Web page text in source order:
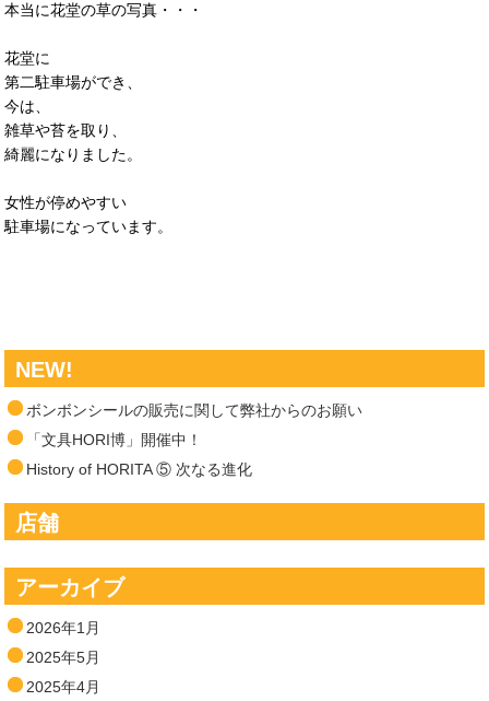
本当に花堂の草の写真・・・
花堂に
第二駐車場ができ、
今は、
雑草や苔を取り、
綺麗になりました。
女性が停めやすい
駐車場になっています。
NEW!
ボンボンシールの販売に関して弊社からのお願い
「文具HORI博」開催中！
History of HORITA ⑤ 次なる進化
店舗
アーカイブ
2026年1月
2025年5月
2025年4月